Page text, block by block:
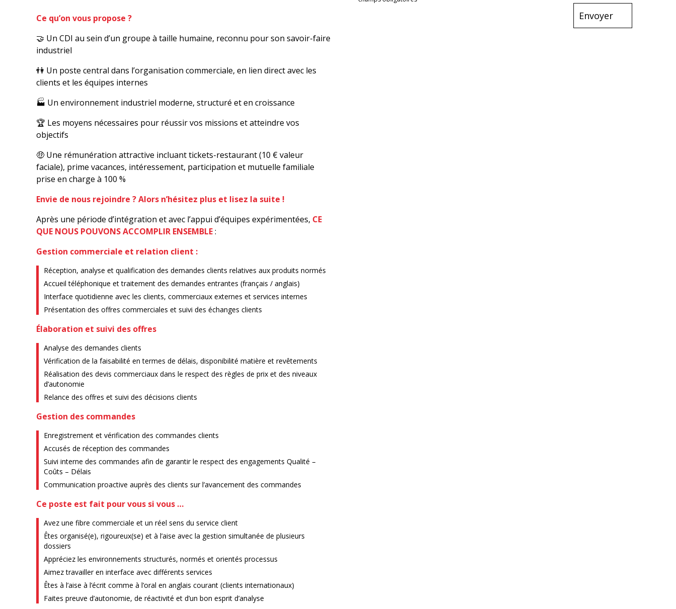
Ce qu’on vous propose ?
🤝 Un CDI au sein d’un groupe à taille humaine, reconnu pour son savoir-faire
industriel
👫 Un poste central dans l’organisation commerciale, en lien direct avec les
clients et les équipes internes
🏭 Un environnement industriel moderne, structuré et en croissance
🏆 Les moyens nécessaires pour réussir vos missions et atteindre vos
objectifs
🤑 Une rémunération attractive incluant tickets-restaurant (10 € valeur
faciale), prime vacances, intéressement, participation et mutuelle familiale
prise en charge à 100 %
Envie de nous rejoindre ? Alors n’hésitez plus et lisez la suite !
Après une période d’intégration et avec l’appui d’équipes expérimentées, CE
QUE NOUS POUVONS ACCOMPLIR ENSEMBLE:
Gestion commerciale et relation client :
Réception, analyse et qualification des demandes clients relatives aux produits normés
Accueil téléphonique et traitement des demandes entrantes (français / anglais)
Interface quotidienne avec les clients, commerciaux externes et services internes
Présentation des offres commerciales et suivi des échanges clients
Élaboration et suivi des offres
Analyse des demandes clients
Vérification de la faisabilité en termes de délais, disponibilité matière et revêtements
Réalisation des devis commerciaux dans le respect des règles de prix et des niveaux
d’autonomie
Relance des offres et suivi des décisions clients
Gestion des commandes
Enregistrement et vérification des commandes clients
Accusés de réception des commandes
Suivi interne des commandes afin de garantir le respect des engagements Qualité –
Coûts – Délais
Communication proactive auprès des clients sur l’avancement des commandes
Ce poste est fait pour vous si vous …
Avez une fibre commerciale et un réel sens du service client
Êtes organisé(e), rigoureux(se) et à l’aise avec la gestion simultanée de plusieurs
dossiers
Appréciez les environnements structurés, normés et orientés processus
Aimez travailler en interface avec différents services
Êtes à l’aise à l’écrit comme à l’oral en anglais courant (clients internationaux)
Faites preuve d’autonomie, de réactivité et d’un bon esprit d’analyse